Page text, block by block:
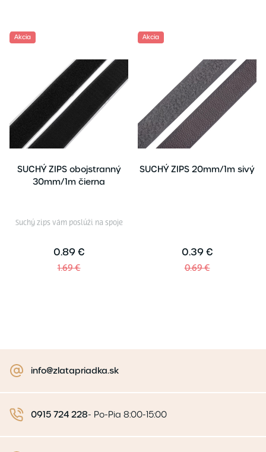
Akcia
SUCHÝ ZIPS obojstranný
30mm/1m čierna
Suchý zips vám poslúži na spoje
0.89 €
1.69 €
Akcia
SUCHÝ ZIPS 20mm/1m sivý
0.39 €
0.69 €
info@zlatapriadka.sk
0915 724 228- Po-Pia 8:00-15:00